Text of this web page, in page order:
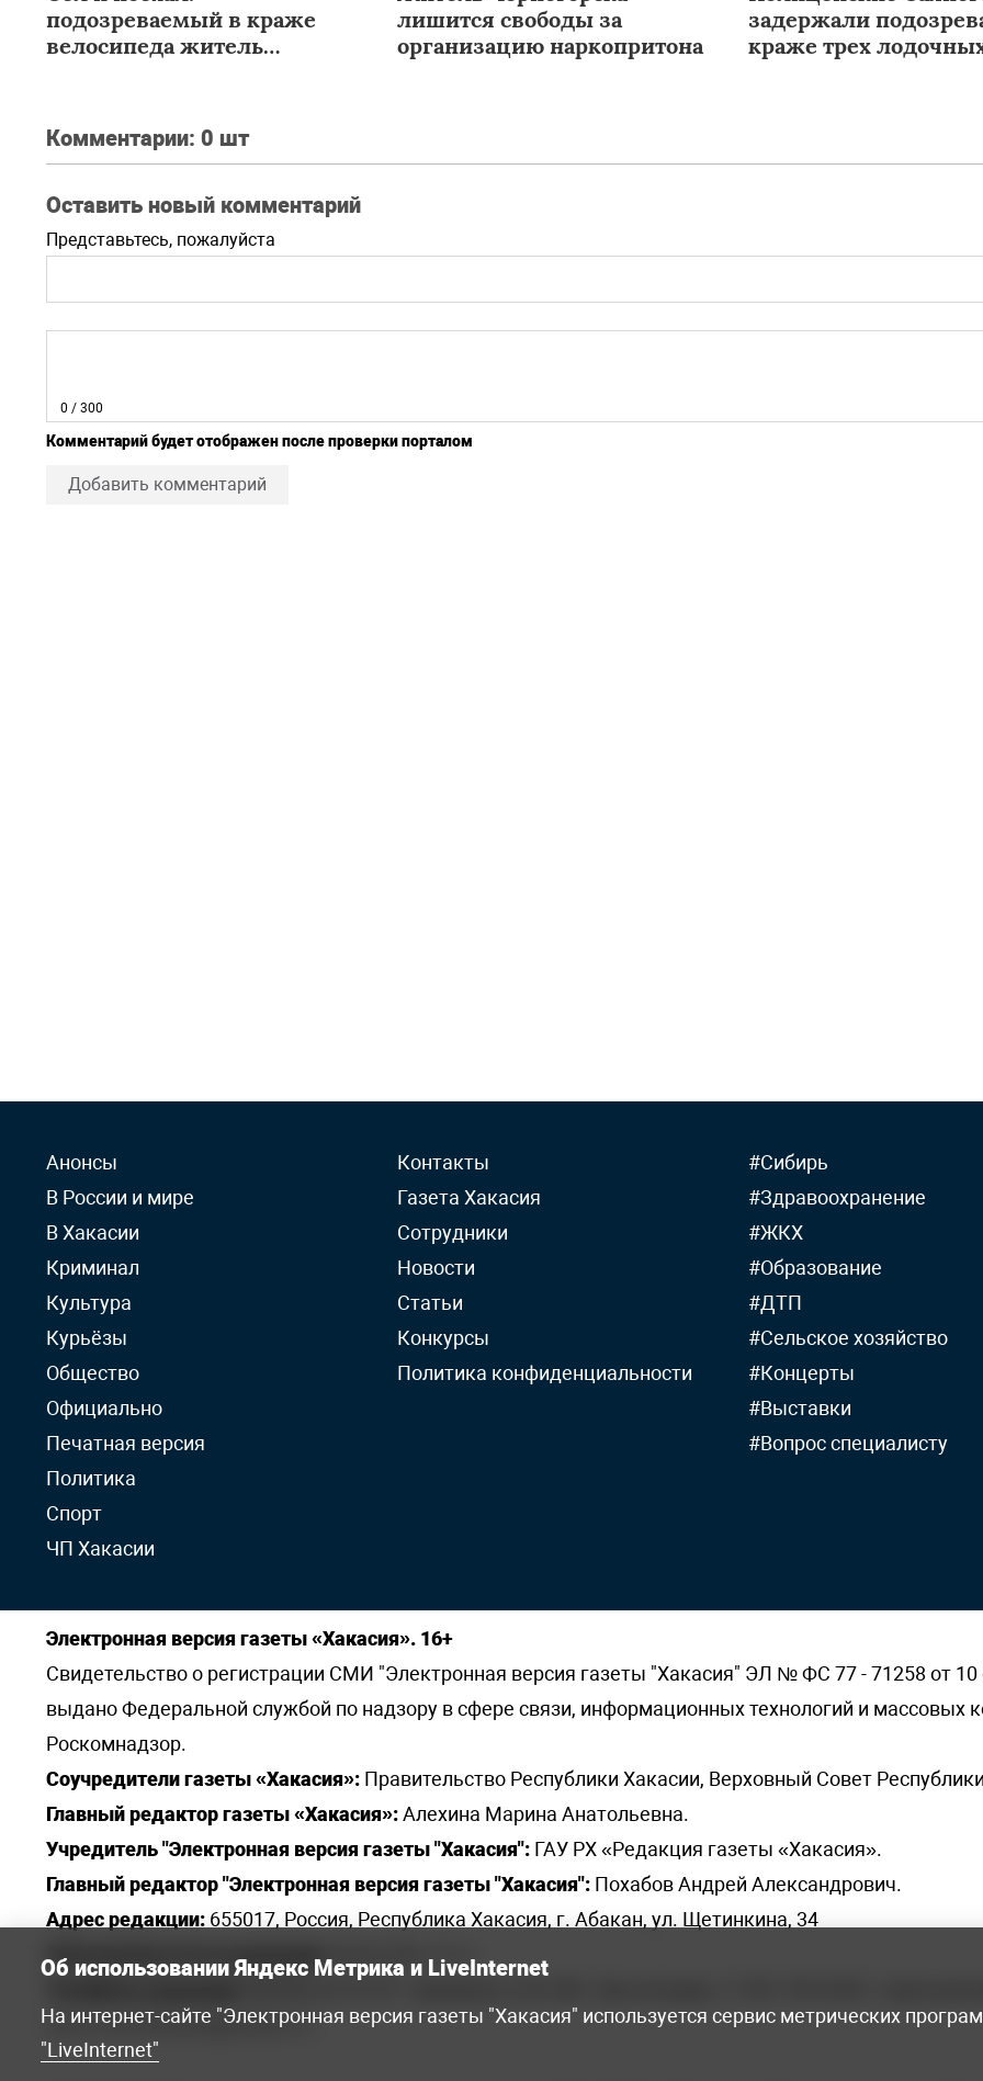
подозреваемый в краже
велосипеда житель
лишится свободы за
организацию наркопритона
задержали
краже трех
Комментарии: 0 шт
Оставить новый комментарий
Представьтесь, пожалуйста
0 / 300
Комментарий будет отображен после проверки порталом
Добавить комментарий
Анонсы
В России и мире
В Хакасии
Криминал
Культура
Курьёзы
Общество
Официально
Печатная версия
Политика
Спорт
ЧП Хакасии
Контакты
Газета Хакасия
Сотрудники
Новости
Статьи
Конкурсы
Политика конфиденциальности
#Сибирь
#Здравоохранение
#ЖКХ
#Образование
#ДТП
#Сельское хозяйство
#Концерты
#Выставки
#Вопрос специалисту
Электронная версия газеты «Хакасия». 16+
Свидетельство о регистрации СМИ "Электронная версия газеты "Хакасия" ЭЛ № ФС 77 - 71258 от 10
выдано Федеральной службой по надзору в сфере связи, информационных технологий и массовых
Роскомнадзор.
Соучредители газеты «Хакасия»: Правительство Республики Хакасии, Верховный Совет
Главный редактор газеты «Хакасия»:Алехина Марина Анатольевна.
Учредитель "Электронная версия газеты "Хакасия": ГАУ РХ «Редакция газеты «Хакасия».
Главный редактор "Электронная версия газеты "Хакасия": Похабов Андрей Александрович.
Адрес редакции: 655017, Россия, Республика Хакасия, г. Абакан, ул. Щетинкина, 34
Электронная почта редакции: khakred@r-19.ru
elena.s.korotkowa@yandex.ru.
Об использовании Яндекс Метрика и LiveInternet
На интернет-сайте "Электронная версия газеты "Хакасия" используется сервис метрических
"LiveInternet"